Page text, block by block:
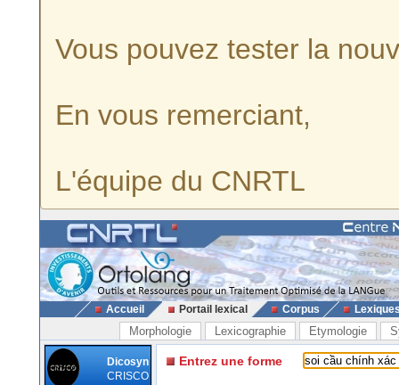
Vous pouvez tester la
En vous remerciant,
L'équipe du CNRTL
Accueil Portail lexical Corpus
Morphologie Lexicographie Etymologie
Dicosyn
CRISCO
Entrez une forme